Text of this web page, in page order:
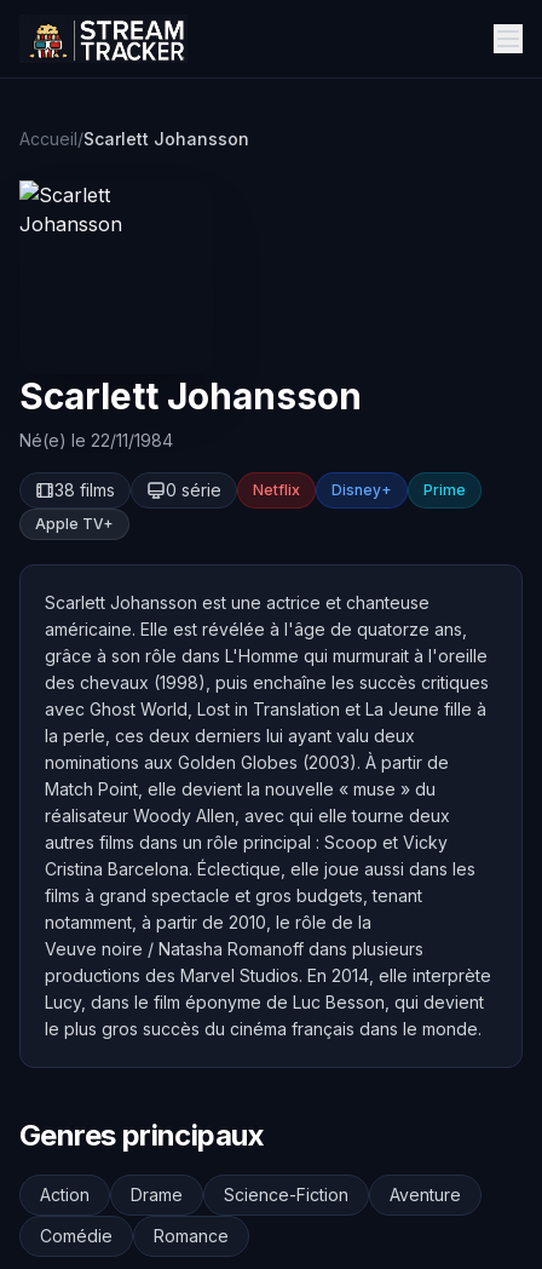
Accueil/Scarlett Johansson
Scarlett Johansson
Né(e) le 22/11/1984
38 films 0 série Netflix Disney+
Prime
Apple TV+
Scarlett Johansson est une actrice et chanteuse
américaine. Elle est révélée à l'âge de quatorze ans,
grâce à son rôle dans L'Homme qui murmurait à l'oreille
des chevaux (1998), puis enchaîne les succès critiques
avec Ghost World, Lost in Translation et La Jeune fille à
la perle, ces deux derniers lui ayant valu deux
nominations aux Golden Globes (2003). À partir de
Match Point, elle devient la nouvelle « muse » du
réalisateur Woody Allen, avec qui elle tourne deux
autres films dans un rôle principal : Scoop et Vicky
Cristina Barcelona. Éclectique, elle joue aussi dans les
films à grand spectacle et gros budgets, tenant
notamment, à partir de 2010, le rôle de la
Veuve noire / Natasha Romanoff dans plusieurs
productions des Marvel Studios. En 2014, elle interprète
Lucy, dans le film éponyme de Luc Besson, qui devient
le plus gros succès du cinéma français dans le monde.
Genres principaux
Action Drame Science-Fiction
Aventure
Comédie
Romance